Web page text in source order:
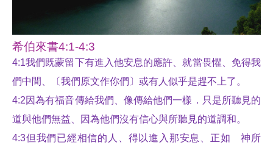
希伯來書4:1-4:3
4:1我們既蒙留下有進入他安息的應許、就當畏懼、免得我
們中間、〔我們原文作你們〕或有人似乎是趕不上了。
4:2因為有福音傳給我們、像傳給他們一樣．只是所聽見的
道與他們無益、因為他們沒有信心與所聽見的道調和。
4:3但我們已經相信的人、得以進入那安息、正如 神所